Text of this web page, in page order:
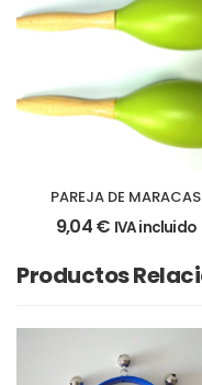
PAREJA DE MARACAS
bolas de plástico
9,04€ IVA incluido
Productos